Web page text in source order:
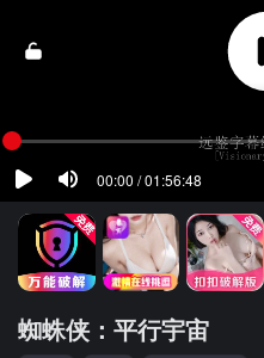
清空
蜘蛛侠：平行宇宙